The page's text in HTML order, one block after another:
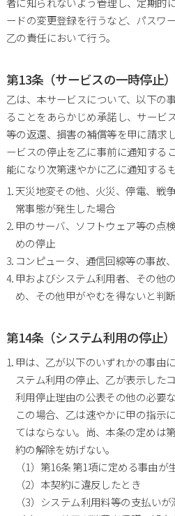
ードの変更登録を行うなど、パスワ
乙の責任において行う。
第13条（サービスの一時停止）
乙は、本サービスについて、以下の
ることをあらかじめ承諾し、サービ
等の返還、損害の補償等を甲に請求
ービスの停止を乙に事前に通知する
能になり次第速やかに乙に通知する
天災地変その他、火災、停電、戦
常事態が発生した場合
甲のサーバ、ソフトウェア等の点
めの停止
コンピュータ、通信回線等の事故
甲およびシステム利用者、その他
め、その他甲がやむを得ないと判
第14条（システム利用の停止）
甲は、乙が以下のいずれかの事由
ステム利用の停止、乙が表示した
利用停止理由の公表その他の必要
この場合、乙は速やかに甲の指示
てはならない。尚、本条の定めは
約の解除を妨げない。
（1）第16条 第1項に定める事由が
（2）本契約に違反したとき
（3）システム利用料等の支払い